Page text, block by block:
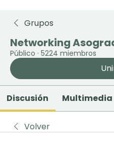
Grupos
Networking
Público · 5224 miembros
Discusión Multimedia
Volver